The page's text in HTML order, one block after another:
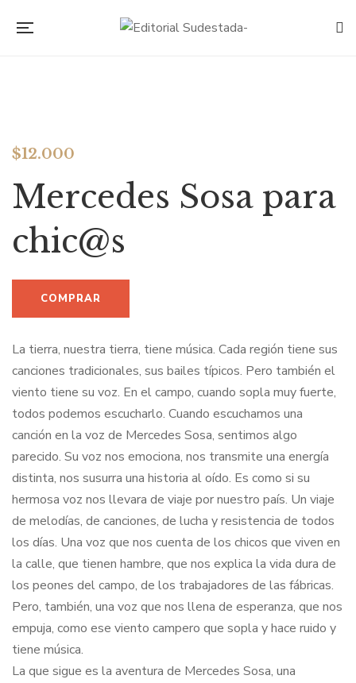
$12.000
Mercedes Sosa para
chic@s
La tierra, nuestra tierra, tiene música. Cada región tiene sus
canciones tradicionales, sus bailes típicos. Pero también el
viento tiene su voz. En el campo, cuando sopla muy fuerte,
todos podemos escucharlo. Cuando escuchamos una
canción en la voz de Mercedes Sosa, sentimos algo
parecido. Su voz nos emociona, nos transmite una energía
distinta, nos susurra una historia al oído. Es como si su
hermosa voz nos llevara de viaje por nuestro país. Un viaje
de melodías, de canciones, de lucha y resistencia de todos
los días. Una voz que nos cuenta de los chicos que viven en
la calle, que tienen hambre, que nos explica la vida dura de
los peones del campo, de los trabajadores de las fábricas.
Pero, también, una voz que nos llena de esperanza, que nos
empuja, como ese viento campero que sopla y hace ruido y
tiene música.
La que sigue es la aventura de Mercedes Sosa, una